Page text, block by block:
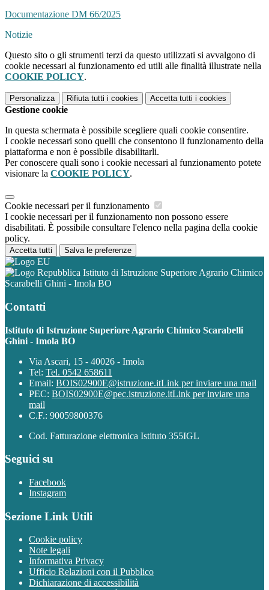
Documentazione DM 66/2025
Notizie
Questo sito o gli strumenti terzi da questo utilizzati si avvalgono di
cookie necessari al funzionamento ed utili alle finalità illustrate nella
COOKIE POLICY.
Personalizza Rifiuta tutti i cookies Accetta tutti i cookies
Gestione cookie
In questa schermata è possibile scegliere quali cookie consentire.
I cookie necessari sono quelli che consentono il funzionamento della
piattaforma e non è possibile disabilitarli.
Per conoscere quali sono i cookie necessari al funzionamento potete
visionare la COOKIE POLICY.
Cookie necessari per il funzionamento
I cookie necessari per il funzionamento non possono essere
disabilitati. È possibile consultare l'elenco nella pagina della cookie
policy.
Accetta tutti Salva le preferenze
Istituto di Istruzione Superiore Agrario Chimico
Scarabelli Ghini - Imola BO
Contatti
Istituto di Istruzione Superiore Agrario Chimico Scarabelli
Ghini - Imola BO
Via Ascari, 15 - 40026 - Imola
Tel: Tel. 0542 658611
Email: BOIS02900E@istruzione.itLink per inviare una mail
PEC: BOIS02900E@pec.istruzione.itLink per inviare una
mail
C.F.: 90059800376
Cod. Fatturazione elettronica Istituto 355IGL
Seguici su
Facebook
Instagram
Sezione Link Utili
Cookie policy
Note legali
Informativa Privacy
Ufficio Relazioni con il Pubblico
Dichiarazione di accessibilità